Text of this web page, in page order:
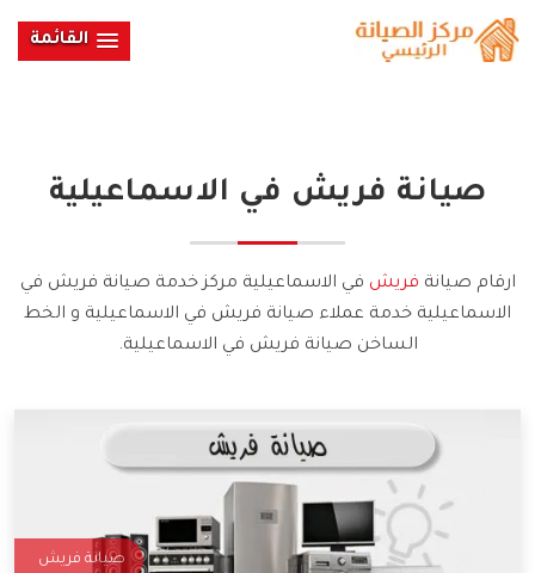
القائمة
صيانة فريش في الاسماعيلية
ارقام صيانة فريش في الاسماعيلية مركز خدمة صيانة فريش في
الاسماعيلية خدمة عملاء صيانة فريش في الاسماعيلية و الخط
الساخن صيانة فريش في الاسماعيلية.
صيانة فريش